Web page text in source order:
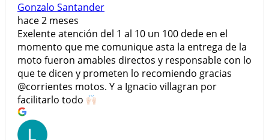
Gonzalo Santander
hace 2 meses
Exelente atención del 1 al 10 un 100 dede en el
momento que me comunique asta la entrega de la
moto fueron amables directos y responsable con lo
que te dicen y prometen lo recomiendo gracias
@corrientes motos. Y a Ignacio villagran por
facilitarlo todo